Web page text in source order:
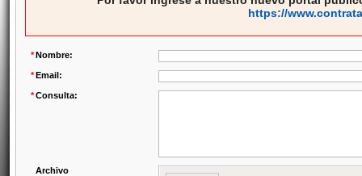
https://
*Nombre:
*Email:
*Consulta:
Archivo